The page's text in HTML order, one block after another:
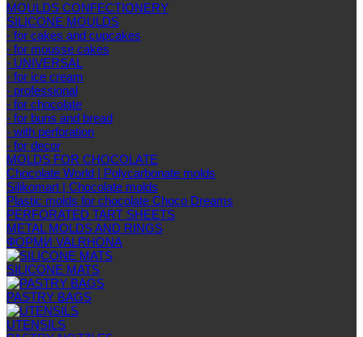
MOULDS CONFECTIONERY
SILICONE MOULDS
- for cakes and cupcakes
- for mousse cakes
- UNIVERSAL
- for ice cream
- professional
- for chocolate
- for buns and bread
- with perforation
- for decor
MOLDS FOR CHOCOLATE
Chocolate World | Polycarbonate molds
Silikomart | Chocolate molds
Plastic molds for chocolate Choco Dreams
PERFORATED TART SHEETS
METAL MOLDS AND RINGS
ФОРМИ VALRHONA
SILICONE MATS
PASTRY BAGS
UTENSILS